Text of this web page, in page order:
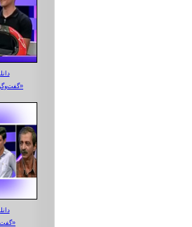
گفت‌وگو درباره «دوچرخه‌سواری کوهستان»
گفت‌وگو با قهرمانان «دوی کوهستان»